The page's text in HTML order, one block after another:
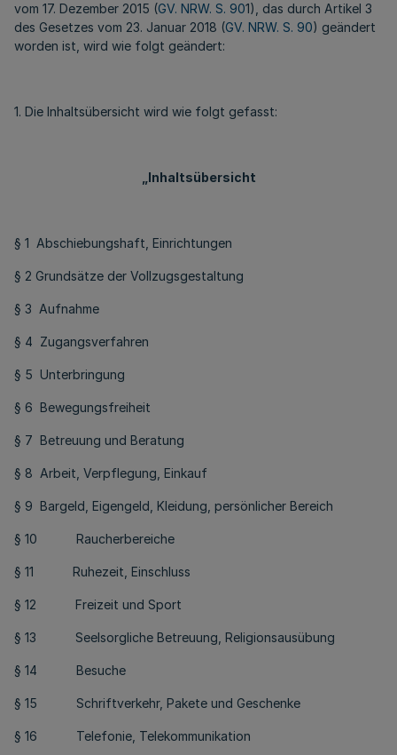
vom 17. Dezember 2015 (GV. NRW. S. 901), das durch Artikel 3
des Gesetzes vom 23. Januar 2018 (GV. NRW. S. 90) geändert
worden ist, wird wie folgt geändert:
1. Die Inhaltsübersicht wird wie folgt gefasst:
„Inhaltsübersicht
§ 1 Abschiebungshaft, Einrichtungen
§ 2 Grundsätze der Vollzugsgestaltung
§ 3 Aufnahme
§ 4 Zugangsverfahren
§ 5 Unterbringung
§ 6 Bewegungsfreiheit
§ 7 Betreuung und Beratung
§ 8 Arbeit, Verpflegung, Einkauf
§ 9 Bargeld, Eigengeld, Kleidung, persönlicher Bereich
§ 10 Raucherbereiche
§ 11 Ruhezeit, Einschluss
§ 12 Freizeit und Sport
§ 13 Seelsorgliche Betreuung, Religionsausübung
§ 14 Besuche
§ 15 Schriftverkehr, Pakete und Geschenke
§ 16 Telefonie, Telekommunikation